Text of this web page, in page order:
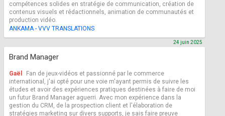
compétences solides en stratégie de communication, création de
contenus visuels et rédactionnels, animation de communautés et
production vidéo.
ANKAMA - VVV TRANSLATIONS
Brand Manager
24 juin 2025
Gaël
Fan de jeux-vidéos et passionné par le commerce
international, j'ai opté pour une voie m'ayant permis de suivre les
études et avoir des expériences pratiques destinées à faire de moi
un futur Brand Manager aguerri. Avec mon expérience dans la
gestion du CRM, de la prospection client et l'élaboration de
stratégies marketing sur divers supports, je sais faire preuve